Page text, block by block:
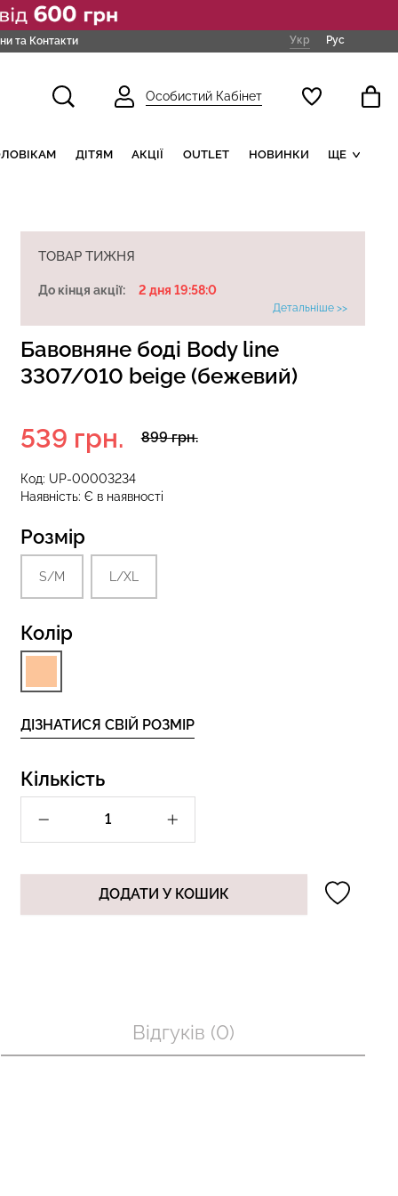
та Контакти Укр Рус
Особистий Кабінет
ДІТЯМ АКЦІЇ OUTLET НОВИНКИ ЩЕ
ТОВАР ТИЖНЯ
До кінця акції: 2 дня 19:57:59
Детальніше >>
Бавовняне боді Body line
3307/010 beige (бежевий)
Код: UP-00003234
Наявність: Є в наявності
899 грн.
539 грн.
Розмір
S/M L/XL
Колір
ДІЗНАТИСЯ СВІЙ РОЗМІР
Кількість
ДОДАТИ У КОШИК
Відгуків (0)
з
BRASILIAN
(чорний)
Безшовні стрінги STRING
BRIEFS (чорний) Giulia
з пуш-ап
Giulia
Топ на бретелях в рубчик
CAMI TOP RIB black (чорний)
Giulia